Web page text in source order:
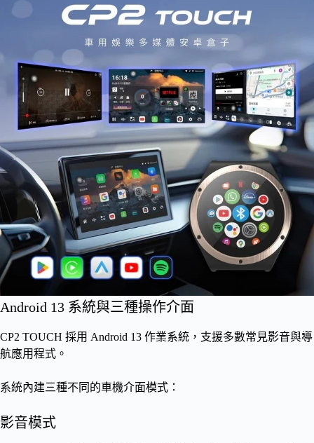
Android 13 系統與三種操作介面
CP2 TOUCH 採用 Android 13 作業系統，支援多數常見影音與導
航應用程式。
系統內建三種不同的車機介面模式：
影音模式